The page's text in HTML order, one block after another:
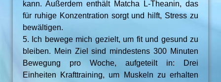
kann. Außerdem enthält Matcha L-Theanin, das
für ruhige Konzentration sorgt und hilft, Stress zu
bewältigen.
5. Ich bewege mich gezielt, um fit und gesund zu
bleiben. Mein Ziel sind mindestens 300 Minuten
Bewegung pro Woche, aufgeteilt in: Drei
Einheiten Krafttraining, um Muskeln zu erhalten